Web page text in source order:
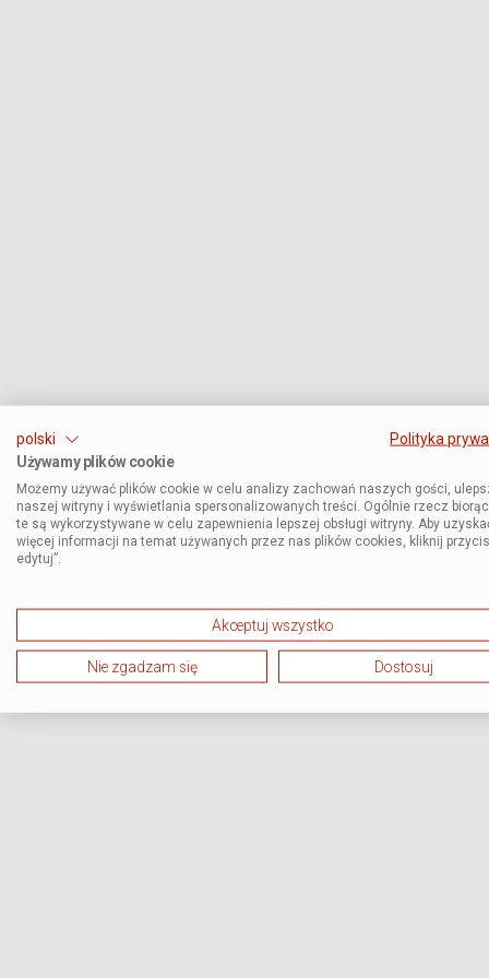
polski
Polityka
Używamy plików cookie
Możemy używać plików cookie w celu analizy zachowań naszych gości,
naszej witryny i wyświetlania spersonalizowanych treści. Ogólnie rzecz
te są wykorzystywane w celu zapewnienia lepszej obsługi witryny. Aby
więcej informacji na temat używanych przez nas plików cookies, kliknij
edytuj”.
Akceptuj wszystko
Nie zgadzam się Dostosuj